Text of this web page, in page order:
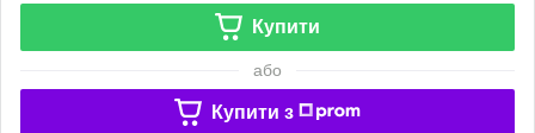
Купити
або
Купити з